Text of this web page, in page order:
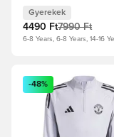
Gyerekek
4490 Ft7990 Ft
6-8 Years, 6-8 Years, 14-16
Megnyit egy
-48%